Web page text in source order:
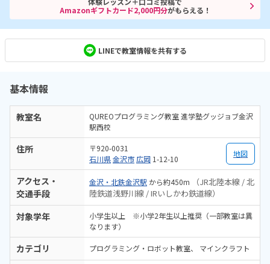
Amazonギフトカード2,000円分がもらえる！
LINEで教室情報を共有する
基本情報
教室名
QUREOプログラミング教室 進学塾グッジョブ金沢
駅西校
住所
〒920-0031
石川県金沢市 広岡 1-12-10
地図
アクセス・
交通手段
金沢・北鉄金沢駅 から約450m
（JR北陸本線 / 北
陸鉄道浅野川線 / IRいしかわ鉄道線）
対象学年
小学生以上 ※小学2年生以上推奨（一部教室は異
なります）
カテゴリ プログラミング・ロボット教室 マインクラフト